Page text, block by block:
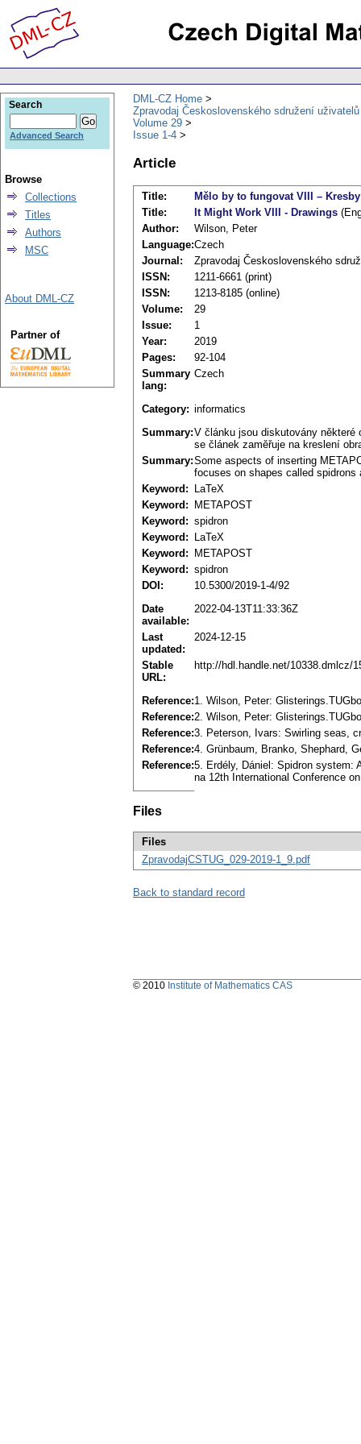
DML-CZ Home
Zpravodaj Československého sdružení uživatelů
Volume 29
Issue 1-4
Article
Title: Mělo by to fungovat VIII – Kresby
Title:
It Might Work VIII - Drawings
Author:
Wilson, Peter
Language:Czech
Journal:
Zpravodaj Československého
ISSN:
1211-6661 (print)
ISSN:
1213-8185 (online)
Volume:
29
Issue:
1
Year:
2019
Pages:
92-104
Summary
lang:
Czech
Category: informatics
Summary:V článku jsou diskutovány některé
se článek zaměřuje na kreslení
Summary:Some aspects of inserting
focuses on shapes called
Keyword:
LaTeX
Keyword:
METAPOST
Keyword: spidron
Keyword:
LaTeX
Keyword:
METAPOST
Keyword: spidron
DOI:
10.5300/2019-1-4/92
Date
available:
2022-04-13T11:33:36Z
Last
updated:
2024-12-15
Stable
URL:
http://hdl.handle.net/10338.dmlcz/
Reference:1. Wilson, Peter:
Reference:2. Wilson, Peter:
Reference:3. Peterson, Ivars: Swirling seas,
Reference:4. Grünbaum, Branko, Shephard,
Reference:5. Erdély, Dániel: Spidron system:
na 12th International Conference
Files
Files
ZpravodajCSTUG_029-2019-1_9.pdf
Back to standard record
Search
Advanced Search
Browse
Collections
Titles
Authors
MSC
About DML-CZ
Partner of
© 2010 Institute of Mathematics CAS